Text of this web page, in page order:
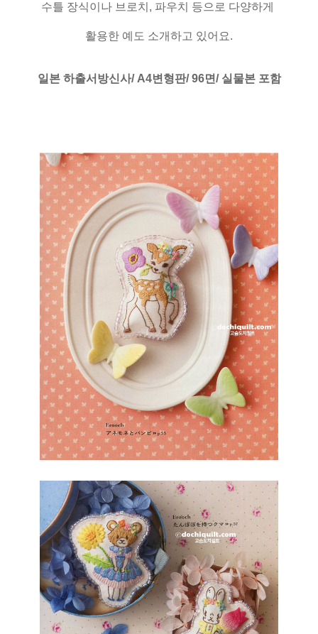
수틀 장식이나 브로치, 파우치 등으로 다양하게
활용한 예도 소개하고 있어요.
일본 하출서방신사/ A4변형판/ 96면/ 실물본 포함